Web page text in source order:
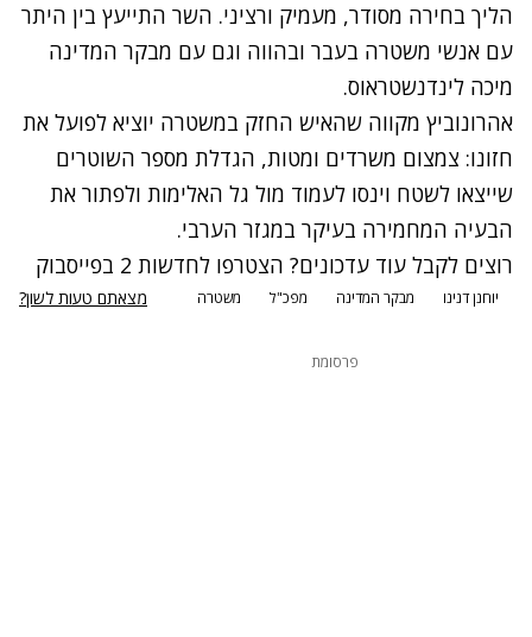
הליך בחירה מסודר, מעמיק ורציני. השר התייעץ בין היתר
עם אנשי משטרה בעבר ובהווה וגם עם מבקר המדינה
מיכה לינדנשטראוס.
אהרונוביץ מקווה שהאיש החזק במשטרה יוציא לפועל את
חזונו: צמצום משרדים ומטות, הגדלת מספר השוטרים
שייצאו לשטח וינסו לעמוד מול גל האלימות ולפתור את
הבעיה המחמירה בעיקר במגזר הערבי.
רוצים לקבל עוד עדכונים? הצטרפו לחדשות 2 בפייסבוק
יוחנן דנינו מבקר המדינה מפכ"ל משטרה מצאתם טעות לשון?
פרסומת